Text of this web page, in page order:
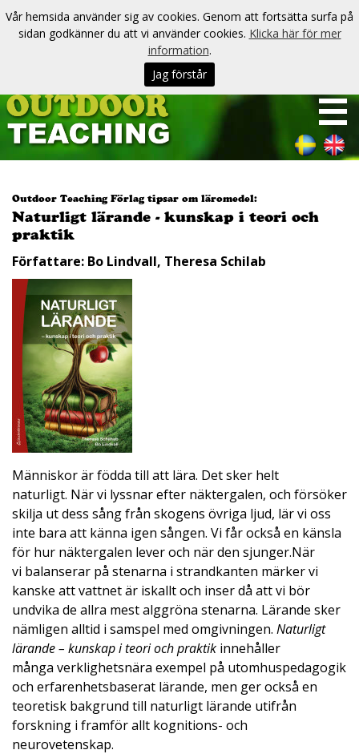
Outdoor Teaching Förlag tipsar om läromedel:
Naturligt lärande - kunskap i teori och
praktik
Författare: Bo Lindvall, Theresa Schilab
Människor är födda till att lära. Det sker helt
naturligt. När vi lyssnar efter näktergalen, och försöker
skilja ut dess sång från skogens övriga ljud, lär vi oss
inte bara att känna igen sången. Vi får också en känsla
för hur näktergalen lever och när den sjunger.När
vi balanserar på stenarna i strandkanten märker vi
kanske att vattnet är iskallt och inser då att vi bör
undvika de allra mest alggröna stenarna. Lärande sker
nämligen alltid i samspel med omgivningen. Naturligt
lärande – kunskap i teori och praktik innehåller
många verklighetsnära exempel på utomhuspedagogik
och erfarenhetsbaserat lärande, men ger också en
teoretisk bakgrund till naturligt lärande utifrån
forskning i framför allt kognitions- och
neurovetenskap.
Vår hemsida använder sig av cookies. Genom att fortsätta surfa på
sidan godkänner du att vi använder cookies. Klicka här för mer
information.
Jag förstår